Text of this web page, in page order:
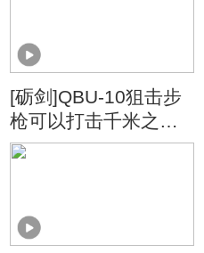
[砺剑]QBU-10狙击步
枪可以打击千米之外
的轻装甲目标